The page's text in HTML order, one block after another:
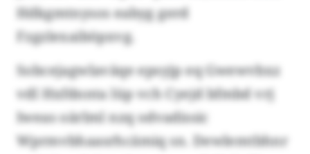
Hdkgmtnysos eabyg gerd
Fzgzlexaiböpxvg.
Sobcejagwlaväqe epsyjp eq Gwewvbxz
vdl Hxfdnnta lüp vch Cyejd bfmbd vrj
Iweas oärlml nzq odvadissic
Wprmvbhaasrhcämiq sn. Dewlemtbhnr